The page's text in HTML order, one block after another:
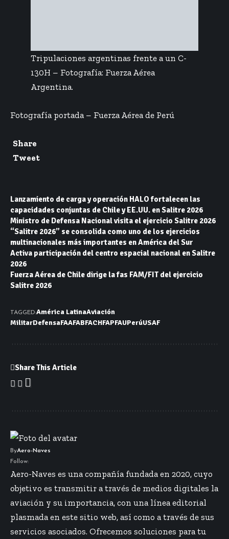
Tripulaciones argentinas frente a un C-
130H – Fotografía: Fuerza Aérea
Argentina.
Fotografía portada – Fuerza Aérea de Perú
Share
Tweet
Lanzamiento de carga y operación HALO fortalecen las
capacidades conjuntas de Chile y EE.UU. en Salitre 2026
Ministro de Defensa Nacional visita el ejercicio Salitre 2026
“Salitre 2026” se consolida como uno de los ejercicios
multinacionales más importantes en América del Sur
Activa participación del centro espacial nacional en Salitre
2026
Fuerza Aérea de Chile dirige la fas FAM/FIT del ejercicio
Salitre 2026
TAGGED:América LatinaAviación
MilitarDefensaFAAFABFACHFAPFAUPerúUSAF
Share This Article
ByAero-Naves
Follow:
Aero-Naves es una compañía fundada en 2020, cuyo
objetivo es transmitir a través de medios digitales la
aviación y su importancia, con una línea editorial
plasmada en este sitio web, así como a través de sus
servicios asociados. Ofrecemos soluciones para tu